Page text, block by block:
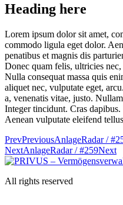
Heading here
Lorem ipsum dolor sit amet,
commodo ligula eget dolor.
penatibus et magnis dis
Donec quam felis, ultricies
Nulla consequat massa quis
aliquet nec, vulputate eget,
a, venenatis vitae, justo.
Integer tincidunt. Cras
Aenean vulputate eleifend
PrevPreviousAnlageRadar /
NextAnlageRadar / #259Next
All rights reserved